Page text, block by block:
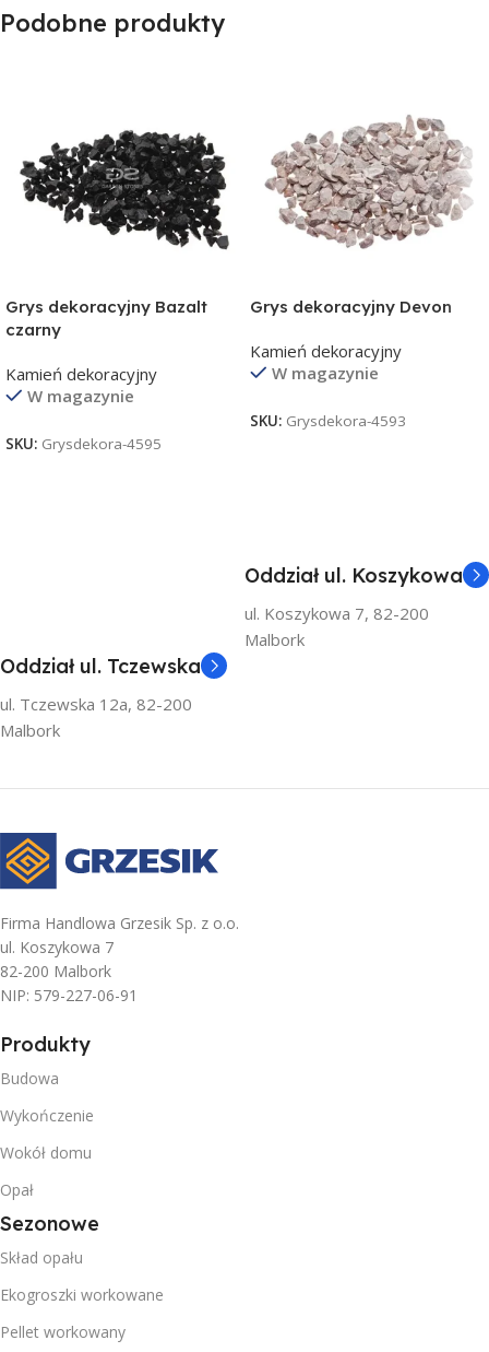
Podobne produkty
Grys dekoracyjny Bazalt
czarny
Kamień dekoracyjny
W magazynie
SKU: Grysdekora-4595
Grys dekoracyjny Devon
Kamień dekoracyjny
W magazynie
SKU: Grysdekora-4593
Oddział ul. Koszykowa
ul. Koszykowa 7, 82-200
Malbork
Oddział ul. Tczewska
ul. Tczewska 12a, 82-200
Malbork
Firma Handlowa Grzesik Sp. z o.o.
ul. Koszykowa 7
82-200 Malbork
NIP: 579-227-06-91
Produkty
Budowa
Wykończenie
Wokół domu
Opał
Sezonowe
Skład opału
Ekogroszki workowane
Pellet workowany